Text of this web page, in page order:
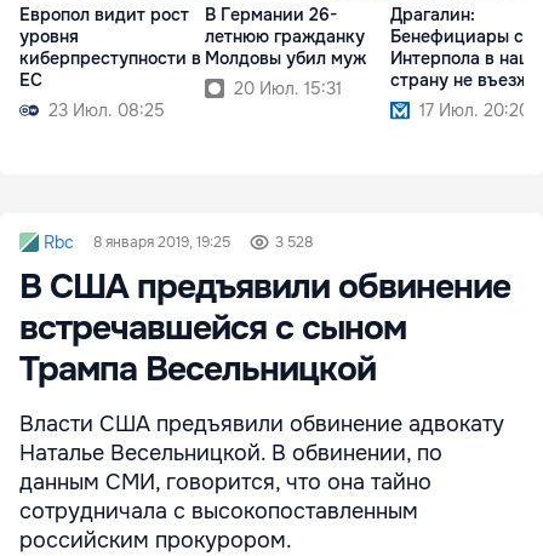
Европол видит рост
уровня
киберпреступности в
ЕС
23 Июл. 08:25
В Германии 26-
летнюю гражданку
Молдовы убил муж
20 Июл. 15:31
Драгалин:
Бенефициары
Интерпола в нашу
страну не
17 Июл. 20:20
Rbc 8 января 2019, 19:25 3 528
В США предъявили обвинение
встречавшейся с сыном
Трампа Весельницкой
Власти США предъявили обвинение адвокату
Наталье Весельницкой. В обвинении, по
данным СМИ, говорится, что она тайно
сотрудничала с высокопоставленным
российским прокурором.